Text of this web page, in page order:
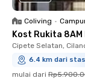
Coliving •
Kost Rukita
Cipete Selatan,
6.4 km dari
mulai dari